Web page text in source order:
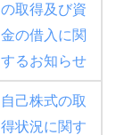
の取得及び資
金の借入に関
するお知らせ
自己株式の取
得状況に関す